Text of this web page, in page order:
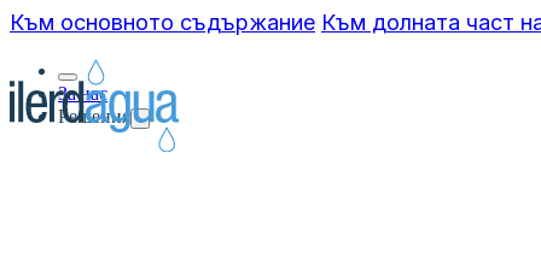
Към основното съдържание Към долната част
За нас
Решения